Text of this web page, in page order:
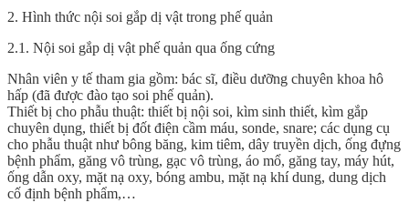
2. Hình thức nội soi gắp dị vật trong phế quản
2.1. Nội soi gắp dị vật phế quản qua ống cứng
Nhân viên y tế tham gia gồm: bác sĩ, điều dưỡng chuyên khoa hô
hấp (đã được đào tạo soi phế quản).
Thiết bị cho phẫu thuật: thiết bị nội soi, kìm sinh thiết, kìm gắp
chuyên dụng, thiết bị đốt điện cầm máu, sonde, snare; các dụng cụ
cho phẫu thuật như bông băng, kim tiêm, dây truyền dịch, ống đựng
bệnh phẩm, găng vô trùng, gạc vô trùng, áo mổ, găng tay, máy hút,
ống dẫn oxy, mặt nạ oxy, bóng ambu, mặt nạ khí dung, dung dịch
cố định bệnh phẩm,…